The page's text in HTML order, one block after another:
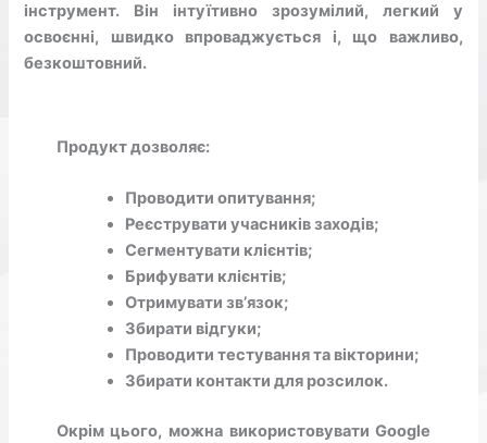
інструмент. Він інтуїтивно зрозумілий, легкий у
освоєнні, швидко впроваджується і, що важливо,
безкоштовний.
Продукт дозволяє:
Проводити опитування;
Реєструвати учасників заходів;
Сегментувати клієнтів;
Брифувати клієнтів;
Отримувати зв’язок;
Збирати відгуки;
Проводити тестування та вікторини;
Збирати контакти для розсилок.
Окрім цього, можна використовувати Google